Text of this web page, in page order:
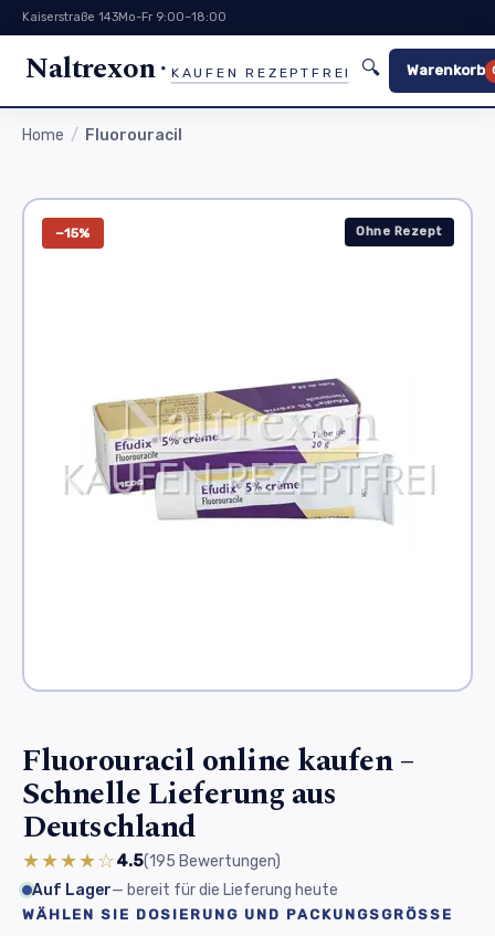
Kaiserstraße 143Mo-Fr 9:00–18:00
Naltrexon KAUFEN REZEPTFREI 🔍 Warenkorb
Home Fluorouracil
−15% Ohne Rezept
Fluorouracil online kaufen –
Schnelle Lieferung aus
Deutschland
★★★★☆4.5(195 Bewertungen)
Auf Lager— bereit für die Lieferung heute
WÄHLEN SIE DOSIERUNG UND PACKUNGSGRÖSSE